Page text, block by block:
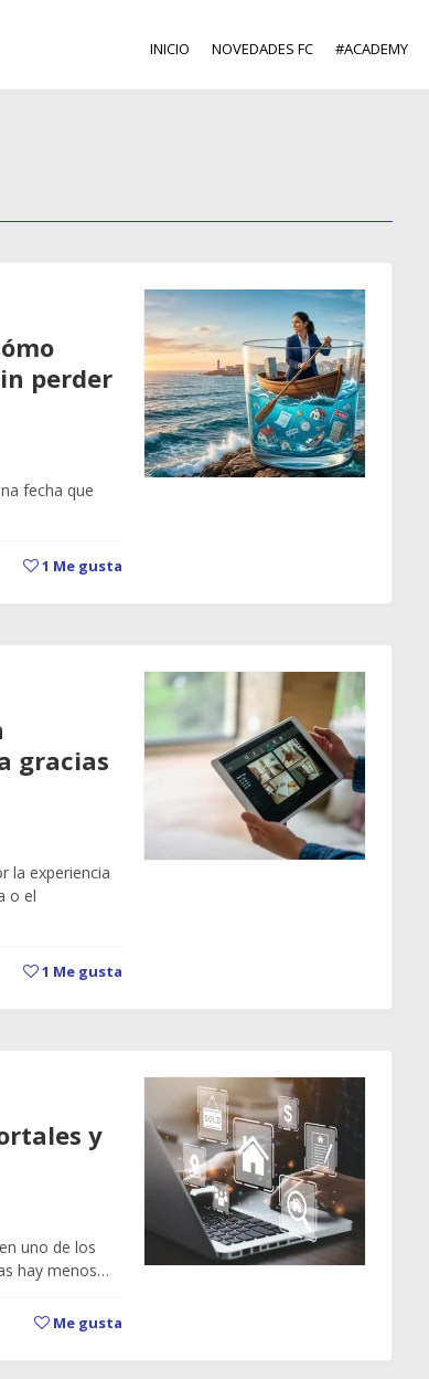
INICIO NOVEDADES FC #ACADEMY
perder
fecha que
1 Me gusta
gracias
la experiencia
o el
1 Me gusta
y
uno de los
hay menos…
Me gusta